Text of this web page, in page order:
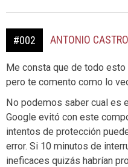
#002 ANTONIO CASTRO
Me consta que de todo
pero te comento como lo
No podemos saber cual es
Google evitó con este
intentos de protección
error. Si 10 minutos de
ineficaces quizás habrían